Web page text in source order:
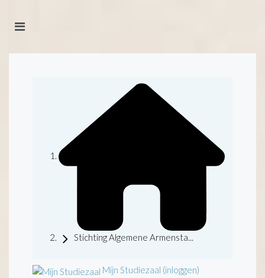
Stichting Algemene Armensta...
Mijn Studiezaal (inloggen)